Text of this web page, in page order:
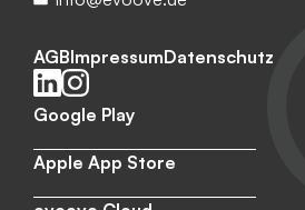
AGBImpressumDatenschutz
Google Play
Apple App Store